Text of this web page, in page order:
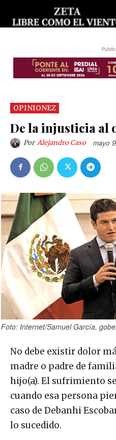
OPINIONEZ
De la injusticia al
Por Alejandro Caso mayo
Foto: Internet/Samuel García,
No debe existir dolor
madre o padre de
hijo(a). El sufrimiento
cuando esa persona
caso de Debanhi
lo sucedido.